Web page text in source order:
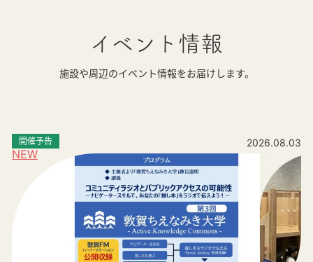
イベント情報
施設や周辺のイベント情報をお届けします。
NEW
開催予告 2026.08.03